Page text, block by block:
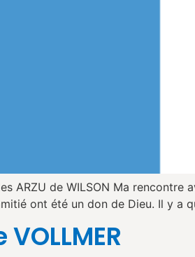
ARZU de WILSON Ma
ont été un don de Dieu. Il y a